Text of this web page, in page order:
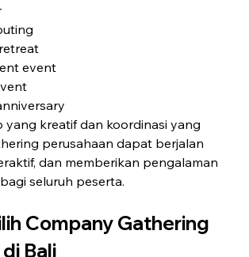
event
yang kreatif dan koordinasi yang
perusahaan dapat berjalan
dan memberikan pengalaman
seluruh peserta.
Company Gathering
Bali